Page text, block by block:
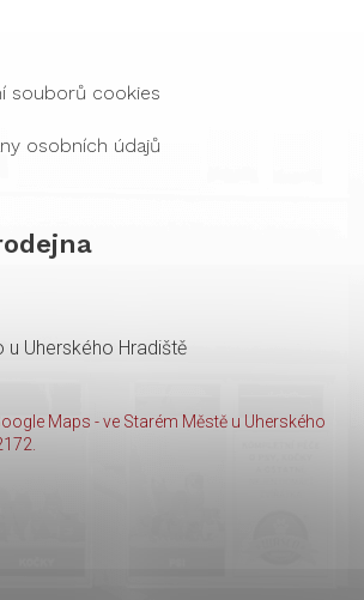
souborů cookies
osobních údajů
u Uherského Hradiště
Maps - ve Starém Městě u Uherského